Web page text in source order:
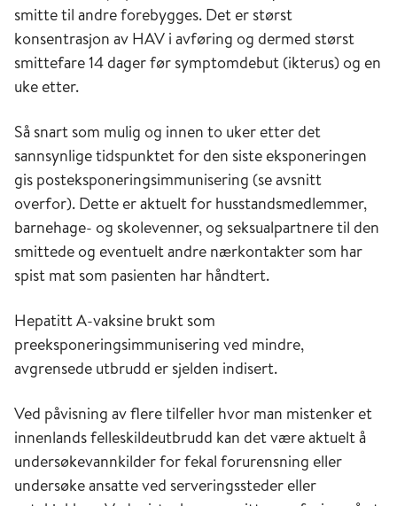
smitte til andre forebygges. Det er størst
konsentrasjon av HAV i avføring og dermed størst
smittefare 14 dager før symptomdebut (ikterus) og en
uke etter.
Så snart som mulig og innen to uker etter det
sannsynlige tidspunktet for den siste eksponeringen
gis posteksponeringsimmunisering (se avsnitt
overfor). Dette er aktuelt for husstandsmedlemmer,
barnehage- og skolevenner, og seksualpartnere til den
smittede og eventuelt andre nærkontakter som har
spist mat som pasienten har håndtert.
Hepatitt A-vaksine brukt som
preeksponeringsimmunisering ved mindre,
avgrensede utbrudd er sjelden indisert.
Ved påvisning av flere tilfeller hvor man mistenker et
innenlands felleskildeutbrudd kan det være aktuelt å
undersøkevannkilder for fekal forurensning eller
undersøke ansatte ved serveringssteder eller